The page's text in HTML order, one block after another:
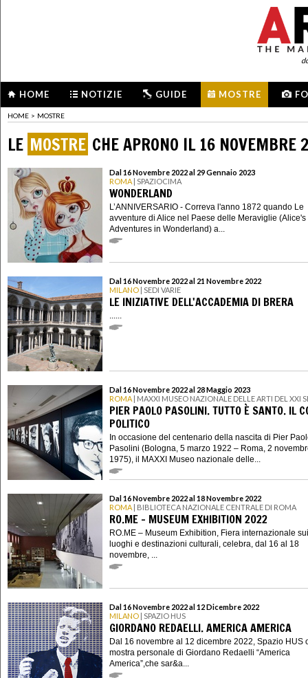
HOME NOTIZIE GUIDE MOSTRE
HOME > MOSTRE
LE MOSTRE CHE APRONO IL 16 NOVEMBRE
Dal 16 Novembre 2022 al 29 Gennaio 2023
ROMA | SPAZIOCIMA
WONDERLAND
L’ANNIVERSARIO - Correva l'anno 1872 quando Le
avventure di Alice nel Paese delle Meraviglie (Alice's
Adventures in Wonderland) a...
Dal 16 Novembre 2022 al 21 Novembre 2022
MILANO | SEDI VARIE
LE INIZIATIVE DELL'ACCADEMIA DI BRERA
Dal 16 Novembre 2022 al 28 Maggio 2023
ROMA | MAXXI MUSEO NAZIONALE DELLE ARTI DEL XXI
PIER PAOLO PASOLINI. TUTTO È SANTO. IL
POLITICO
In occasione del centenario della nascita di Pier
Pasolini (Bologna, 5 marzo 1922 – Roma, 2
1975), il MAXXI Museo nazionale delle...
Dal 16 Novembre 2022 al 18 Novembre 2022
ROMA | BIBLIOTECA NAZIONALE CENTRALE DI ROMA
RO.ME – MUSEUM EXHIBITION 2022
RO.ME – Museum Exhibition, Fiera internazionale
luoghi e destinazioni culturali, celebra, dal 16 al 18
novembre, ...
Dal 16 Novembre 2022 al 12 Dicembre 2022
MILANO | SPAZIO HUS
GIORDANO REDAELLI. AMERICA AMERICA
Dal 16 novembre al 12 dicembre 2022, Spazio HUS
mostra personale di Giordano Redaelli “America
America”,che sar&a...